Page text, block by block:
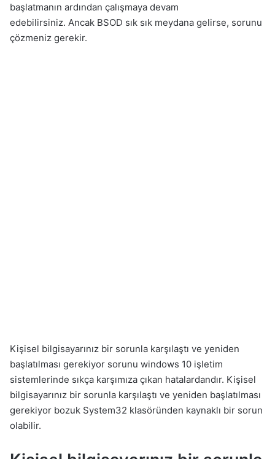
başlatmanın ardından çalışmaya devam
edebilirsiniz. Ancak BSOD sık sık meydana gelirse, sorunu
çözmeniz gerekir.
Kişisel bilgisayarınız bir sorunla karşılaştı ve yeniden
başlatılması gerekiyor sorunu windows 10 işletim
sistemlerinde sıkça karşımıza çıkan hatalardandır. Kişisel
bilgisayarınız bir sorunla karşılaştı ve yeniden başlatılması
gerekiyor bozuk System32 klasöründen kaynaklı bir sorun
olabilir.